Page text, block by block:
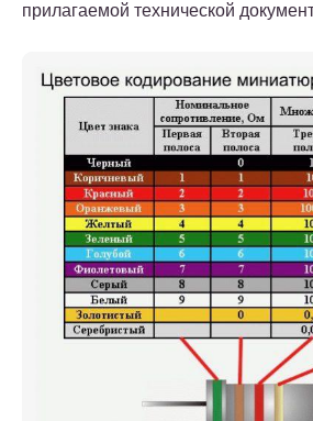
прилагаемой технической